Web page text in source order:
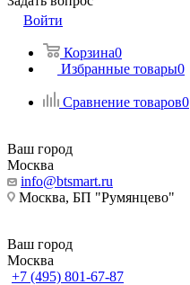
Войти
Корзина0
Избранные товары0
Сравнение товаров0
Ваш город
Москва
info@btsmart.ru
Москва, БП "Румянцево"
Ваш город
Москва
+7 (495) 801-67-87